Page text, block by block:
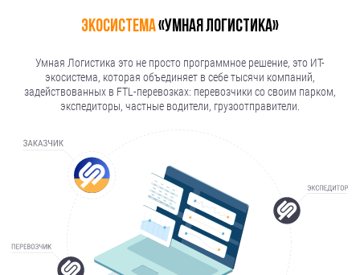
Экосистема«Умная логистика»
Умная Логистика это не просто программное решение, это ИТ-
экосистема, которая объединяет в себе тысячи компаний,
задействованных в FTL-перевозках: перевозчики со своим парком,
экспедиторы, частные водители, грузоотправители.